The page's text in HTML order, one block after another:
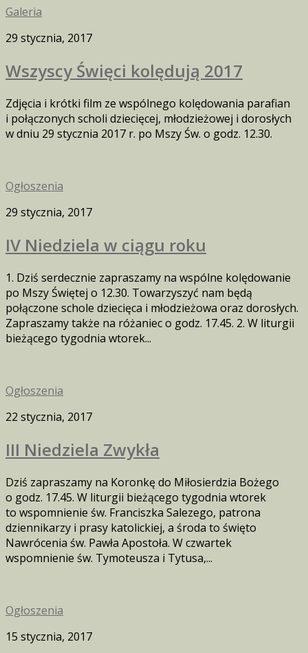
Galeria
29 stycznia, 2017
Wszyscy Święci kolędują 2017
Zdjęcia i krótki film ze wspólnego kolędowania parafian
i połączonych scholi dziecięcej, młodzieżowej i dorosłych
w dniu 29 stycznia 2017 r. po Mszy Św. o godz. 12.30.
Ogłoszenia
29 stycznia, 2017
IV Niedziela w ciągu roku
1. Dziś serdecznie zapraszamy na wspólne kolędowanie
po Mszy Świętej o 12.30. Towarzyszyć nam będą
połączone schole dziecięca i młodzieżowa oraz dorosłych.
Zapraszamy także na różaniec o godz. 17.45. 2. W liturgii
bieżącego tygodnia wtorek...
Ogłoszenia
22 stycznia, 2017
III Niedziela Zwykła
Dziś zapraszamy na Koronkę do Miłosierdzia Bożego
o godz. 17.45. W liturgii bieżącego tygodnia wtorek
to wspomnienie św. Franciszka Salezego, patrona
dziennikarzy i prasy katolickiej, a środa to święto
Nawrócenia św. Pawła Apostoła. W czwartek
wspomnienie św. Tymoteusza i Tytusa,...
Ogłoszenia
15 stycznia, 2017